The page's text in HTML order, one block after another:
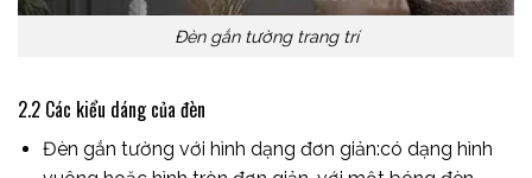
Đèn gắn tường trang trí
2.2 Các kiểu dáng của đèn
Đèn gắn tường với hình dạng đơn giản:có dạng hình